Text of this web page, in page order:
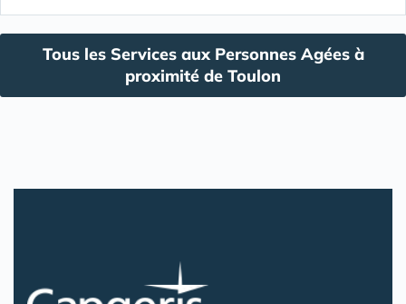
Tous les Services aux Personnes Agées à
proximité de Toulon